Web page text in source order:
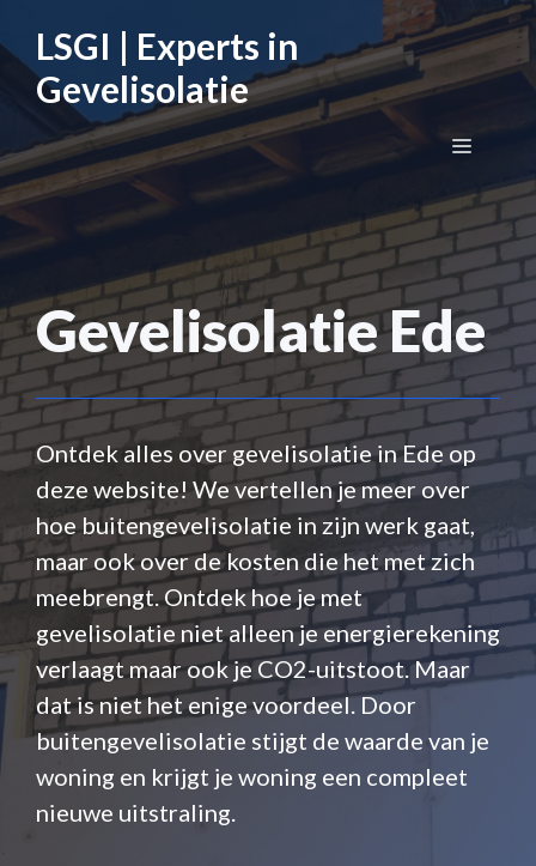
naar
inhoud
LSGI | Experts in
Gevelisolatie
Menu
Gevelisolatie Ede
Ontdek alles over gevelisolatie in Ede op
deze website! We vertellen je meer over
hoe buitengevelisolatie in zijn werk gaat,
maar ook over de kosten die het met zich
meebrengt. Ontdek hoe je met
gevelisolatie niet alleen je energierekening
verlaagt maar ook je CO2-uitstoot. Maar
dat is niet het enige voordeel. Door
buitengevelisolatie stijgt de waarde van je
woning en krijgt je woning een compleet
nieuwe uitstraling.